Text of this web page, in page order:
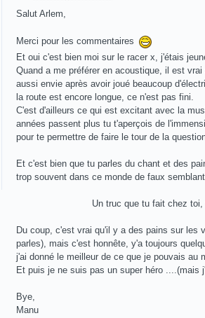
Salut Arlem,
Merci pour les commentaires
Et oui c'est bien moi sur le racer x, j'étais
Quand a me préférer en acoustique, il est
aussi envie après avoir joué beaucoup
la route est encore longue, ce n'est pas fini.
C'est d'ailleurs ce qui est excitant avec la
années passent plus tu t'aperçois de
pour te permettre de faire le tour de la
Et c'est bien que tu parles du chant et des
trop souvent dans ce monde de faux
Un truc que tu fait chez
Du coup, c'est vrai qu'il y a des pains sur les
parles), mais c'est honnête, y'a toujours
j'ai donné le meilleur de ce que je pouvais au
Et puis je ne suis pas un super héro ....(mais
Bye,
Manu